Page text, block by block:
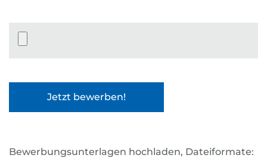
Datei-Upload
Bewerbungsunterlagen hochladen, Dateiformate: